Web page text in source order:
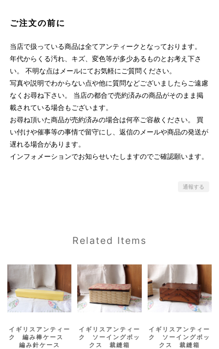
ご注文の前に
当店で扱っている商品は全てアンティークとなっております。
年代からくる汚れ、キズ、変色等が多少あるものとお考え下さ
い。 不明な点はメールにてお気軽にご質問ください。
写真や説明でわからない点や他に質問などございましたらご遠慮
なくお尋ね下さい。 当店の都合で売約済みの商品がそのまま掲
載されている場合もございます。
お尋ね頂いた商品が売約済みの場合は何卒ご容赦ください。 買
い付けや催事等の事情で留守にし、返信のメールや商品の発送が
遅れる場合があります。
インフォメーションでお知らせいたしますのでご確認願います。
通報する
Related Items
イギリスアンティー
ク 編み棒ケース
編み針ケース
イギリスアンティー
ク ソーイングボッ
クス 裁縫箱
イギリスアンティー
ク ソーイングボッ
クス 裁縫箱